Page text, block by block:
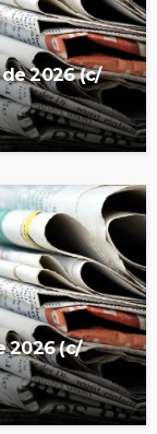
2026 (c/
2026 (c/